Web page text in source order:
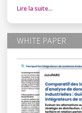
Lire la suite…
WHITE PAPER